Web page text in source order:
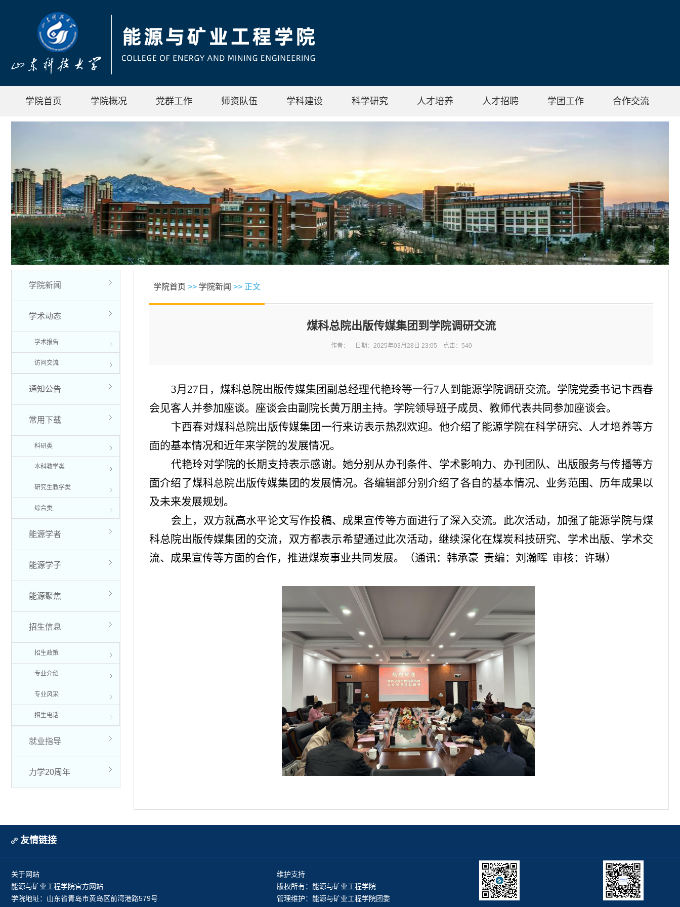
学院首页 学院概况 党群工作 师资队伍 学科建设 科学研究 人才培养 人才招聘 学团工作 合作交流
学院新闻
学术动态
学术报告
访问交流
通知公告
常用下载
科研类
本科教学类
研究生教学类
综合类
能源学者
能源学子
能源聚焦
招生信息
招生政策
专业介绍
专业风采
招生电话
就业指导
力学20周年
学院首页 >> 学院新闻 >> 正文
煤科总院出版传媒集团到学院调研交流
作者： 日期：2025年03月28日 23:05 点击： 540
3月27日，煤科总院出版传媒集团副总经理代艳玲等一行7人到能源学院调研交流。学院党委书记卞西春
会见客人并参加座谈。座谈会由副院长黄万朋主持。学院领导班子成员、教师代表共同参加座谈会。
卞西春对煤科总院出版传媒集团一行来访表示热烈欢迎。他介绍了能源学院在科学研究、人才培养等方
面的基本情况和近年来学院的发展情况。
代艳玲对学院的长期支持表示感谢。她分别从办刊条件、学术影响力、办刊团队、出版服务与传播等方
面介绍了煤科总院出版传媒集团的发展情况。各编辑部分别介绍了各自的基本情况、业务范围、历年成果以
及未来发展规划。
会上，双方就高水平论文写作投稿、成果宣传等方面进行了深入交流。此次活动，加强了能源学院与煤
科总院出版传媒集团的交流，双方都表示希望通过此次活动，继续深化在煤炭科技研究、学术出版、学术交
流、成果宣传等方面的合作，推进煤炭事业共同发展。（通讯：韩承豪 责编：刘瀚晖 审核：许琳）
友情链接
关于网站
能源与矿业工程学院官方网站
学院地址：山东省青岛市黄岛区前湾港路579号
维护支持
版权所有：能源与矿业工程学院
管理维护：能源与矿业工程学院团委